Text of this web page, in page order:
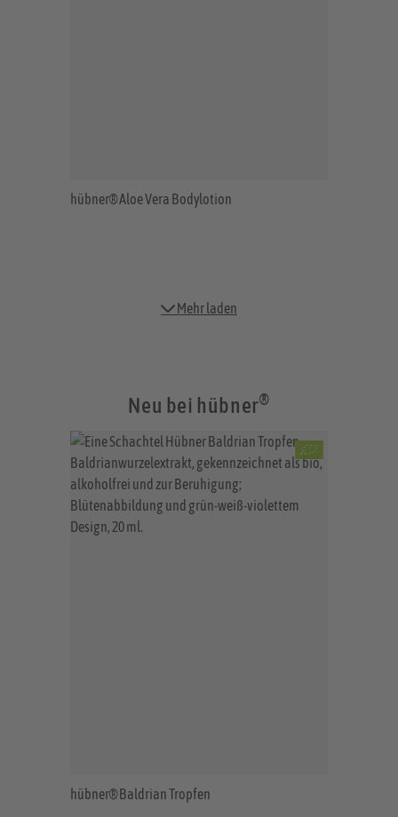
hübner® Aloe Vera Bodylotion
Mehr laden
Neu bei hübner®
hübner® Baldrian Tropfen